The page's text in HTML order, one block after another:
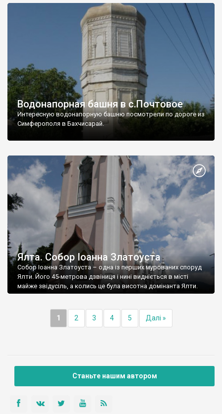
Водонапорная башня в с.Почтовое
Интересную водонапорную башню посмотрели по дороге из
Симферополя в Бахчисарай.
Ялта. Собор Іоанна Златоуста
Собор Іоанна Златоуста – одна із перших мурованих споруд
Ялти. Його 45-метрова дзвіниця і нині видніється в місті
майже звідусіль, а колись це була висотна домінанта Ялти.
1 2 3 4 5 Далі »
Станьте нашим автором